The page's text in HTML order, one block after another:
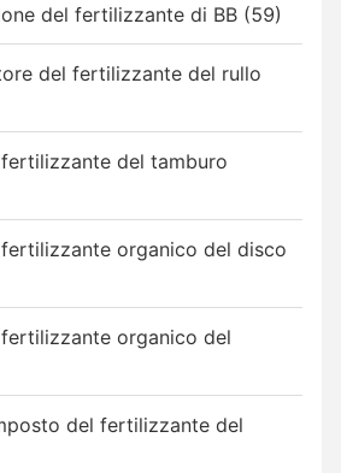
del fertilizzante di BB (59)
del fertilizzante del rullo
del tamburo
organico del disco
organico del
del fertilizzante del